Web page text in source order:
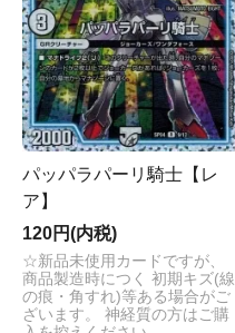
パッパラパーリ騎士【レ
ア】
120円(内税)
☆新品未使用カードですが、
商品製造時につく 初期キズ(線
の痕・角すれ)等ある場合がご
ざいます。 神経質の方はご購